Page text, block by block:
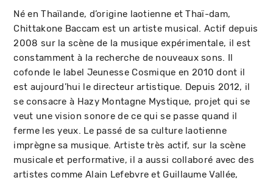
Né en Thaïlande, d’origine laotienne et Thaï-dam,
Chittakone Baccam est un artiste musical. Actif depuis
2008 sur la scène de la musique expérimentale, il est
constamment à la recherche de nouveaux sons. Il
cofonde le label Jeunesse Cosmique en 2010 dont il
est aujourd’hui le directeur artistique. Depuis 2012, il
se consacre à Hazy Montagne Mystique, projet qui se
veut une vision sonore de ce qui se passe quand il
ferme les yeux. Le passé de sa culture laotienne
imprègne sa musique. Artiste très actif, sur la scène
musicale et performative, il a aussi collaboré avec des
artistes comme Alain Lefebvre et Guillaume Vallée,